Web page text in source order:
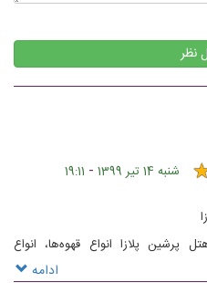
نظر
شنبه 14 تیر 1399 -
19:11
پلازا انواع قهوه‌ها، انواع
مورد علاقه تان سرو می‌شودادامه